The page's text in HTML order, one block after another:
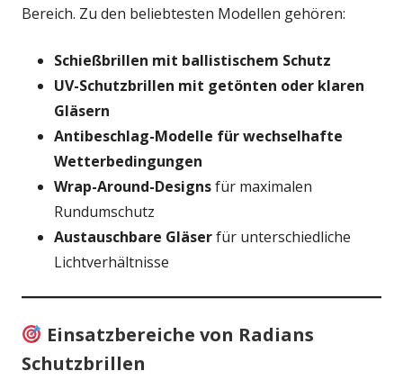
Bereich. Zu den beliebtesten Modellen gehören:
Schießbrillen mit ballistischem Schutz
UV-Schutzbrillen mit getönten oder klaren
Gläsern
Antibeschlag-Modelle für wechselhafte
Wetterbedingungen
Wrap-Around-Designsfür maximalen
Rundumschutz
Austauschbare Gläserfür unterschiedliche
Lichtverhältnisse
Einsatzbereiche von Radians
Schutzbrillen